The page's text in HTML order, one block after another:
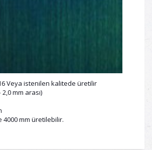
Veya istenilen kalitede üretilir
2,0 mm arası)
4000 mm üretilebilir.